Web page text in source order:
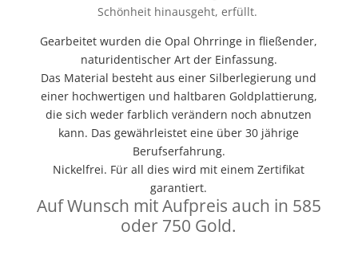
Schönheit hinausgeht, erfüllt.
Gearbeitet wurden die Opal Ohrringe in fließender,
naturidentischer Art der Einfassung.
Das Material besteht aus einer Silberlegierung und
einer hochwertigen und haltbaren Goldplattierung,
die sich weder farblich verändern noch abnutzen
kann. Das gewährleistet eine über 30 jährige
Berufserfahrung.
Nickelfrei. Für all dies wird mit einem Zertifikat
garantiert.
Auf Wunsch mit Aufpreis auch in 585
oder 750 Gold.